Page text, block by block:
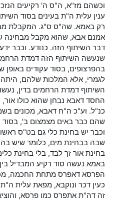
וכשהם מז"א, ה"ס ה' רקיעים
ענין עלית ה"ת בעינים בסוד
רק באמא. שה"ס ס"ג. המקבלת
אמנם אבא, שהוא מקבל מבחינה
דבר השיתוף הזה. כנודע. וכבר
שנעשה השיתוף הזה דמדת
בהפרצופים, בסוד עקודים באופן
לגמרי, אלא המלכות שלהם, היתה
השיתוף דמדת הרחמים בדין,
החסד דאבא נבחן שהוא כולו אור,
כנ"ל. וע"כ ה"ח דאבא, מכונים
שהם כבר באים מצמצום ב', בסוד
וכבר יש בחינת כלי גם בט"ס
שבה בבחינת מים, כלומר שיש
בחינת אור זך לבד, בלי בחינת
באמא נעשה סוד רקיע המבדיל
הפרסא דאפרס מתחת החכמה,
כעין דכר ונוקבא, מפאת עלית
זה דה"ת אתפרס כמו פרסא,